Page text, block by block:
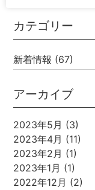
カテゴリー
新着情報 (67)
アーカイブ
2023年5月 (3)
2023年4月 (11)
2023年2月 (1)
2023年1月 (1)
2022年12月 (2)